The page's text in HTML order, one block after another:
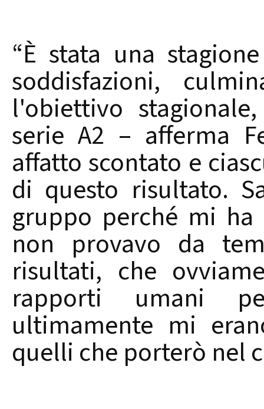
“È stata una
soddisfazioni,
l'obiettivo
serie A2 – afferma
affatto scontato e
di questo risultato.
gruppo perché mi
non provavo da
risultati, che
rapporti umani
ultimamente mi
quelli che porterò nel